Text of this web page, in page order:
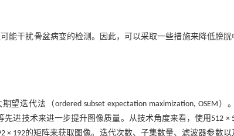
能干扰骨盆病变的检测。因此，可以采取一些措施来降低膀
望迭代法（ordered subset expectation maximization, OSEM
先进技术来进一步提升图像质量。从技术角度来看，使用512 ×
× 192的矩阵来获取图像。迭代次数、子集数量、滤波器参数